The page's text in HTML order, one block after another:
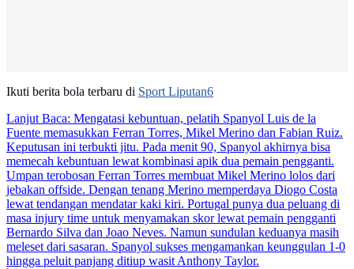
Ikuti berita bola terbaru di Sport Liputan6
Lanjut Baca: Mengatasi kebuntuan, pelatih Spanyol Luis de la
Fuente memasukkan Ferran Torres, Mikel Merino dan Fabian Ruiz.
Keputusan ini terbukti jitu. Pada menit 90, Spanyol akhirnya bisa
memecah kebuntuan lewat kombinasi apik dua pemain pengganti.
Umpan terobosan Ferran Torres membuat Mikel Merino lolos dari
jebakan offside. Dengan tenang Merino memperdaya Diogo Costa
lewat tendangan mendatar kaki kiri. Portugal punya dua peluang di
masa injury time untuk menyamakan skor lewat pemain pengganti
Bernardo Silva dan Joao Neves. Namun sundulan keduanya masih
meleset dari sasaran. Spanyol sukses mengamankan keunggulan 1-0
hingga peluit panjang ditiup wasit Anthony Taylor.